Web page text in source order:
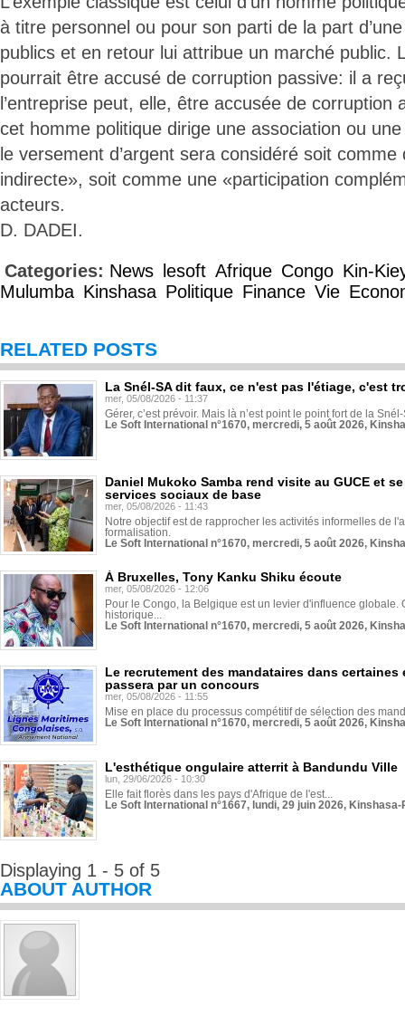
à titre personnel ou pour son parti de la part
publics et en retour lui attribue un marché public.
pourrait être accusé de corruption passive: il a
l’entreprise peut, elle, être accusée de corruption
cet homme politique dirige une association ou
le versement d’argent sera considéré soit
indirecte», soit comme une «participation
acteurs.
D. DADEI.
Categories: News lesoft Afrique Congo Kin-
Mulumba Kinshasa Politique Finance Vie
RELATED POSTS
La Snél-SA dit faux, ce n'est pas l'étiage, c'est
mer, 05/08/2026 - 11:37
Gérer, c’est prévoir. Mais là n’est point le point fort de la
Le Soft International n°1670, mercredi, 5 août 2026,
Daniel Mukoko Samba rend visite au GUCE et
services sociaux de base
mer, 05/08/2026 - 11:43
Notre objectif est de rapprocher les activités informelles de
formalisation.
Le Soft International n°1670, mercredi, 5 août 2026,
À Bruxelles, Tony Kanku Shiku écoute
mer, 05/08/2026 - 12:06
Pour le Congo, la Belgique est un levier d'influence globale.
historique...
Le Soft International n°1670, mercredi, 5 août 2026,
Le recrutement des mandataires dans
passera par un concours
mer, 05/08/2026 - 11:55
Mise en place du processus compétitif de sélection des
Le Soft International n°1670, mercredi, 5 août 2026,
L'esthétique ongulaire atterrit à Bandundu Ville
lun, 29/06/2026 - 10:30
Elle fait florès dans les pays d'Afrique de l'est...
Le Soft International n°1667, lundi, 29 juin 2026,
Displaying 1 - 5 of 5
ABOUT AUTHOR